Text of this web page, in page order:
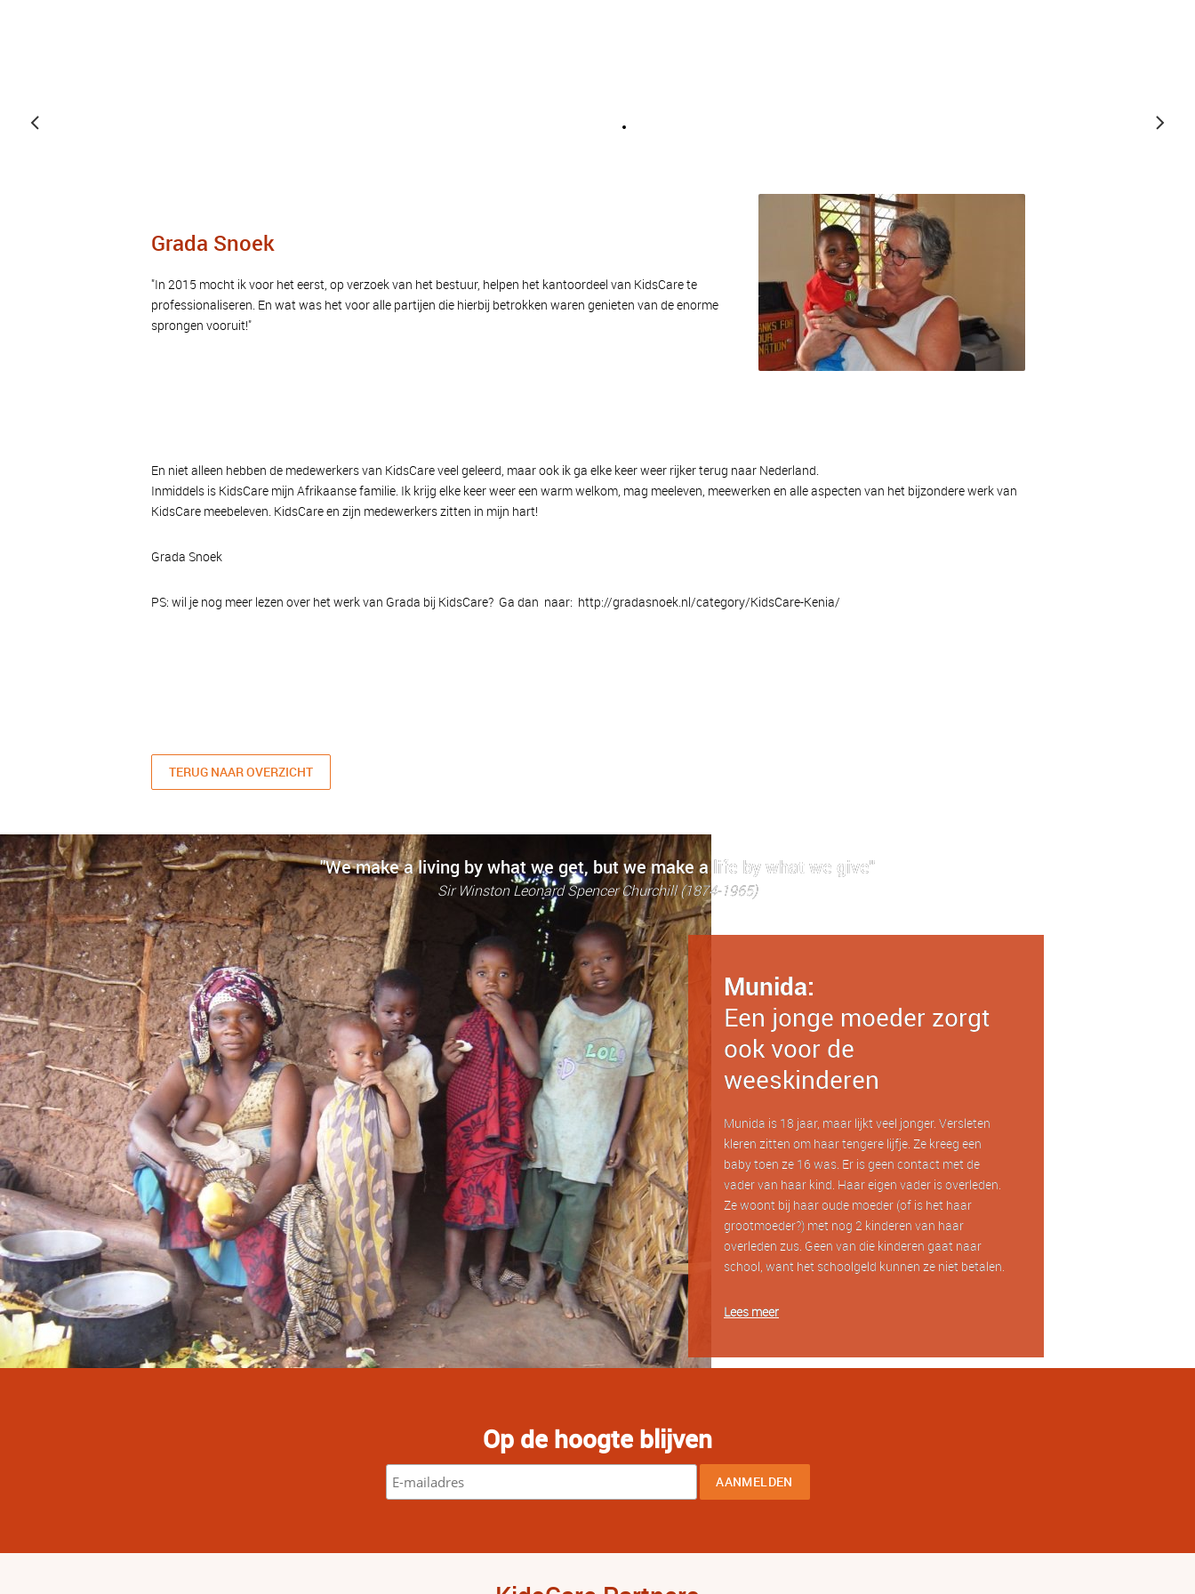
Grada Snoek
"In 2015 mocht ik voor het eerst, op verzoek van het bestuur, helpen het kantoordeel van KidsCare te
professionaliseren. En wat was het voor alle partijen die hierbij betrokken waren genieten van de enorme
sprongen vooruit!"
En niet alleen hebben de medewerkers van KidsCare veel geleerd, maar ook ik ga elke keer weer rijker terug naar Nederland.
Inmiddels is KidsCare mijn Afrikaanse familie. Ik krijg elke keer weer een warm welkom, mag meeleven, meewerken en alle aspecten van het bijzondere werk van
KidsCare meebeleven. KidsCare en zijn medewerkers zitten in mijn hart!
Grada Snoek
PS: wil je nog meer lezen over het werk van Grada bij KidsCare? Ga dan naar: http://gradasnoek.nl/category/KidsCare-Kenia/
TERUG NAAR OVERZICHT
"We make a living by what we get, but we make a life by what we give"
Sir Winston Leonard Spencer Churchill (1874-1965)
Munida:
Een jonge moeder zorgt
ook voor de
weeskinderen
Munida is 18 jaar, maar lijkt veel jonger. Versleten
kleren zitten om haar tengere lijfje. Ze kreeg een
baby toen ze 16 was. Er is geen contact met de
vader van haar kind. Haar eigen vader is overleden.
Ze woont bij haar oude moeder (of is het haar
grootmoeder?) met nog 2 kinderen van haar
overleden zus. Geen van die kinderen gaat naar
school, want het schoolgeld kunnen ze niet betalen.
Lees meer
Op de hoogte blijven